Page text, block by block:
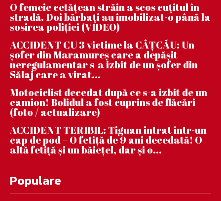
O femeie cetățean străin a scos cuțitul în
stradă. Doi bărbați au imobilizat-o până la
sosirea poliției (VIDEO)
ACCIDENT CU 3 victime la CÂȚCĂU: Un
șofer din Maramureș care a depășit
neregulamentar s-a izbit de un șofer din
Sălaj care a virat...
Motociclist decedat după ce s-a izbit de un
camion! Bolidul a fost cuprins de flăcări
(foto / actualizare)
ACCIDENT TERIBIL: Tiguan intrat într-un
cap de pod – O fetiță de 9 ani decedată! O
altă fetiță și un băiețel, dar și o...
Populare